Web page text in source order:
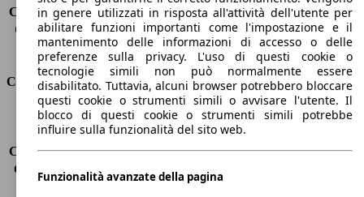
Capacità di traino (senza freni) -
Capacità di traino (con freni)
2000 kg
Volume del bagagliaio
500 - 1593 l
Consumi
Emissioni di CO2*
150 g/km (komb.)
Consumo (urbano)
8.1 l/100km
Consumo (extra-urbano) 5.5 l/100km
Consumo (combinato)*
6.5 l/100km
in genere utilizzati in risposta all'attività dell'utente per
abilitare funzioni importanti come l'impostazione e il
mantenimento delle informazioni di accesso o delle
preferenze sulla privacy. L'uso di questi cookie o
tecnologie simili non può normalmente essere
disabilitato. Tuttavia, alcuni browser potrebbero bloccare
questi cookie o strumenti simili o avvisare l'utente. Il
blocco di questi cookie o strumenti simili potrebbe
influire sulla funzionalità del sito web.
Funzionalità avanzate della pagina